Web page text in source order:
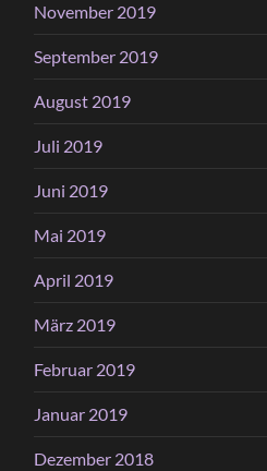
November 2019
September 2019
August 2019
Juli 2019
Juni 2019
Mai 2019
April 2019
März 2019
Februar 2019
Januar 2019
Dezember 2018